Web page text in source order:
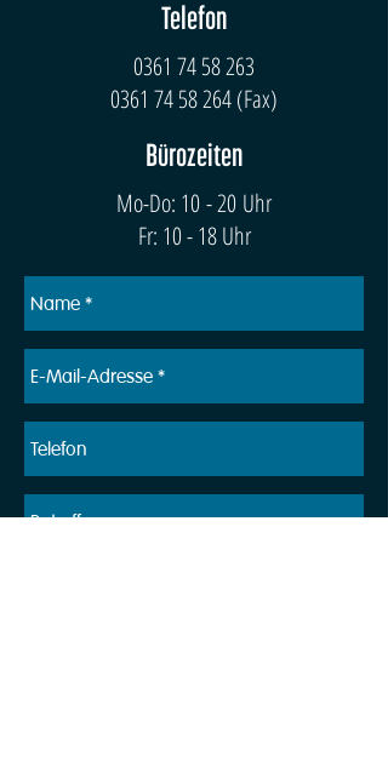
Telefon
0361 74 58 263
0361 74 58 264(Fax)
Bürozeiten
Mo-Do: 10 - 20 Uhr
Fr: 10 - 18 Uhr